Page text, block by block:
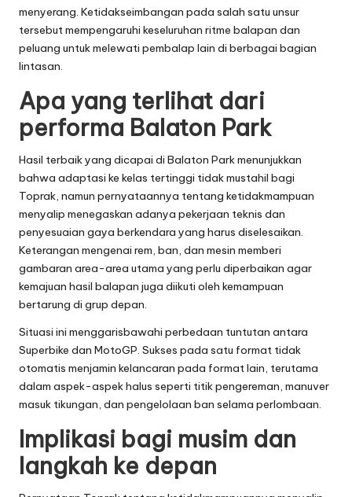
menyerang. Ketidakseimbangan pada salah satu unsur
tersebut mempengaruhi keseluruhan ritme balapan dan
peluang untuk melewati pembalap lain di berbagai bagian
lintasan.
Apa yang terlihat dari
performa Balaton Park
Hasil terbaik yang dicapai di Balaton Park menunjukkan
bahwa adaptasi ke kelas tertinggi tidak mustahil bagi
Toprak, namun pernyataannya tentang ketidakmampuan
menyalip menegaskan adanya pekerjaan teknis dan
penyesuaian gaya berkendara yang harus diselesaikan.
Keterangan mengenai rem, ban, dan mesin memberi
gambaran area-area utama yang perlu diperbaikan agar
kemajuan hasil balapan juga diikuti oleh kemampuan
bertarung di grup depan.
Situasi ini menggarisbawahi perbedaan tuntutan antara
Superbike dan MotoGP. Sukses pada satu format tidak
otomatis menjamin kelancaran pada format lain, terutama
dalam aspek-aspek halus seperti titik pengereman, manuver
masuk tikungan, dan pengelolaan ban selama perlombaan.
Implikasi bagi musim dan
langkah ke depan